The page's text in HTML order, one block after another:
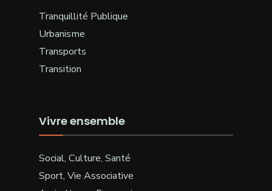
Tranquillité Publique
Urbanisme
Transports
Transition
Vivre ensemble
Social, Culture, Santé
Sport, Vie Associative